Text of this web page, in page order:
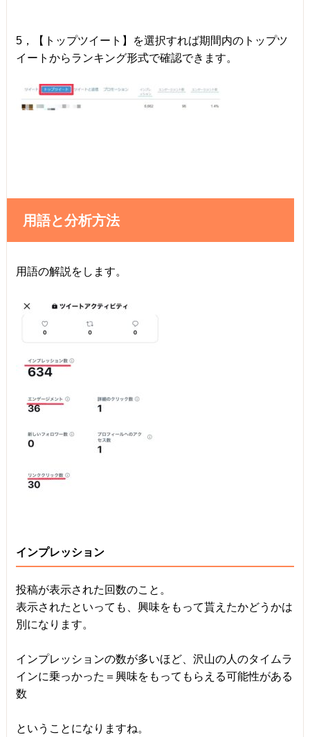
5，【トップツイート】を選択すれば期間内のトップツ
イートからランキング形式で確認できます。
用語と分析方法
用語の解説をします。
インプレッション
投稿が表示された回数のこと。
表示されたといっても、興味をもって貰えたかどうかは
別になります。
インプレッションの数が多いほど、沢山の人のタイムラ
インに乗っかった＝興味をもってもらえる可能性がある
数
ということになりますね。